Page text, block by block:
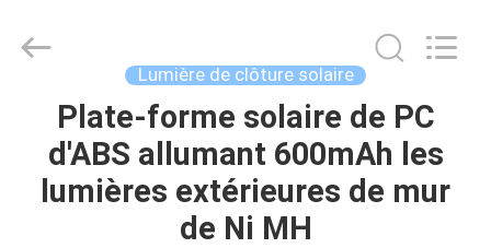
MAISON
DES
Technology
Lumière de clôture solaire
Plate-forme solaire de PC
d'ABS allumant 600mAh les
lumières extérieures de mur
de Ni MH